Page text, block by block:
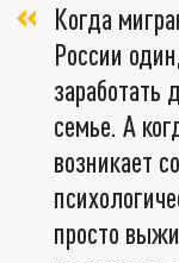
Когда
России
заработать
семье. А
возникает
просто